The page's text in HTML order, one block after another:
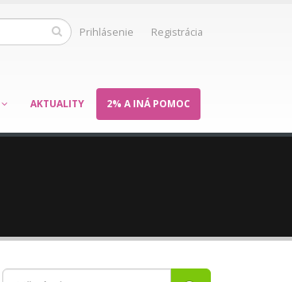
Prihlásenie Registrácia
AKTUALITY 2% A INÁ POMOC